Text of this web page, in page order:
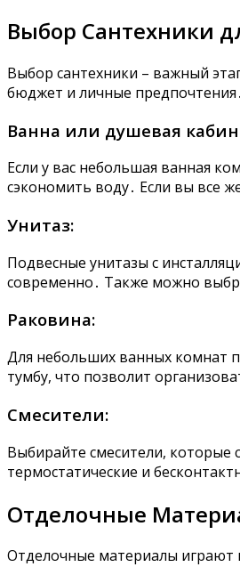
Выбор Сантехники
Выбор сантехники – важный
бюджет и личные предпочтения․
Ванна или душевая
Если у вас небольшая ванная
сэкономить воду․ Если вы все
Унитаз:
Подвесные унитазы с
современно․ Также можно
Раковина:
Для небольших ванных комнат
тумбу, что позволит
Смесители:
Выбирайте смесители,
термостатические и
Отделочные
Отделочные материалы играют